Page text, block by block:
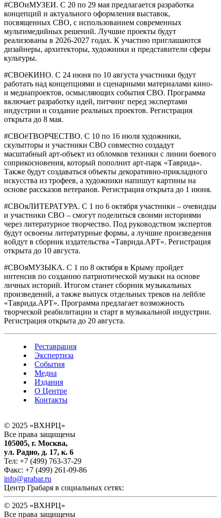
#СВОиМУЗЕИ. С 20 по 29 мая предлагается разработка
концепций и актуального оформления выставок,
посвященных СВО, с использованием современных
мультимедийных решений. Лучшие проекты будут
реализованы в 2026-2027 годах. К участию приглашаются
дизайнеры, архитекторы, художники и представители сферы
культуры.
#СВОёКИНО. С 24 июня по 10 августа участники будут
работать над концепциями и сценарными материалами кино-
и медиапроектов, осмысляющих события СВО. Программа
включает разработку идей, питчинг перед экспертами
индустрии и создание реальных проектов. Регистрация
открыта до 8 мая.
#СВОёТВОРЧЕСТВО. С 10 по 16 июля художники,
скульпторы и участники СВО совместно создадут
масштабный арт-объект из обломков техники с линии боевого
соприкосновения, который пополнит арт-парк «Таврида».
Также будут создаваться объекты декоративно-прикладного
искусства из трофеев, а художники напишут картины на
основе рассказов ветеранов. Регистрация открыта до 1 июня.
#СВОяЛИТЕРАТУРА. С 1 по 6 октября участники – очевидцы
и участники СВО – смогут поделиться своими историями
через литературное творчество. Под руководством экспертов
будут освоены литературные формы, а лучшие произведения
войдут в сборник издательства «Таврида.АРТ». Регистрация
открыта до 10 августа.
#СВОяМУЗЫКА. С 1 по 8 октября в Крыму пройдет
интенсив по созданию патриотической музыки на основе
личных историй. Итогом станет сборник музыкальных
произведений, а также выпуск отдельных треков на лейбле
«Таврида.АРТ». Программа предлагает возможность
творческой реабилитации и старт в музыкальной индустрии.
Регистрация открыта до 20 августа.
Реставрация
Экспертиза
События
Медиа
Издания
О Центре
Контакты
© 2025 «ВХНРЦ»
Все права защищены
105005, г. Москва,
ул. Радио, д. 17, к. 6
Тел: +7 (499) 763-37-29
Факс: +7 (499) 261-09-86
info@grabar.ru
Центр Грабаря в социальных сетях:
© 2025 «ВХНРЦ»
Все права защищены